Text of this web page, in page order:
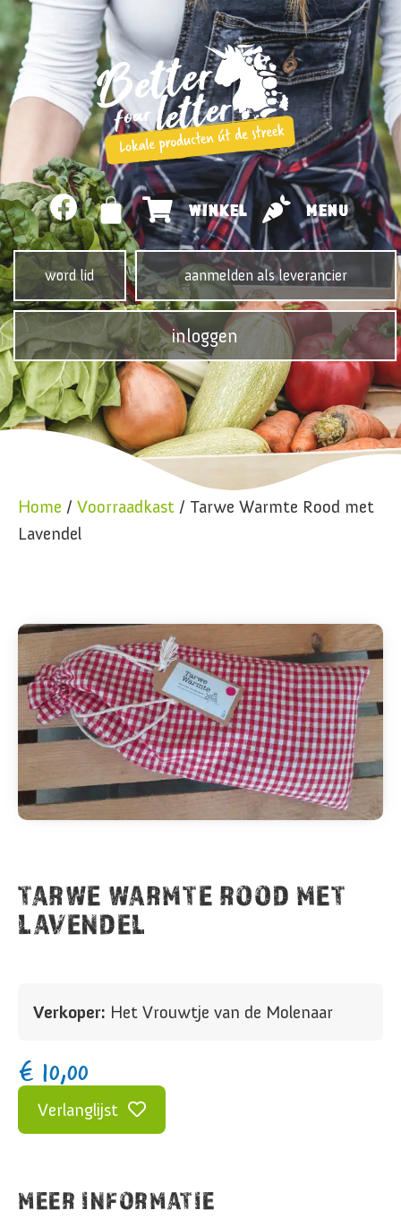
WINKEL MENU
word lid aanmelden als leverancier
inloggen
Home / Voorraadkast / Tarwe Warmte Rood met
Lavendel
TARWE WARMTE ROOD MET
LAVENDEL
Verkoper: Het Vrouwtje van de Molenaar
€ 10,00
Verlanglijst
MEER INFORMATIE